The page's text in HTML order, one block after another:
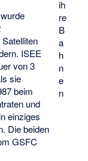
ih
re
B
a
h
n
e
n
ISEE
von 3
sie
beim
und
einziges
Die beiden
GSFC